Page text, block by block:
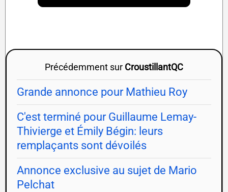
Précédemment sur CroustillantQC
Grande annonce pour Mathieu Roy
C'est terminé pour Guillaume Lemay-
Thivierge et Émily Bégin: leurs
remplaçants sont dévoilés
Annonce exclusive au sujet de Mario
Pelchat